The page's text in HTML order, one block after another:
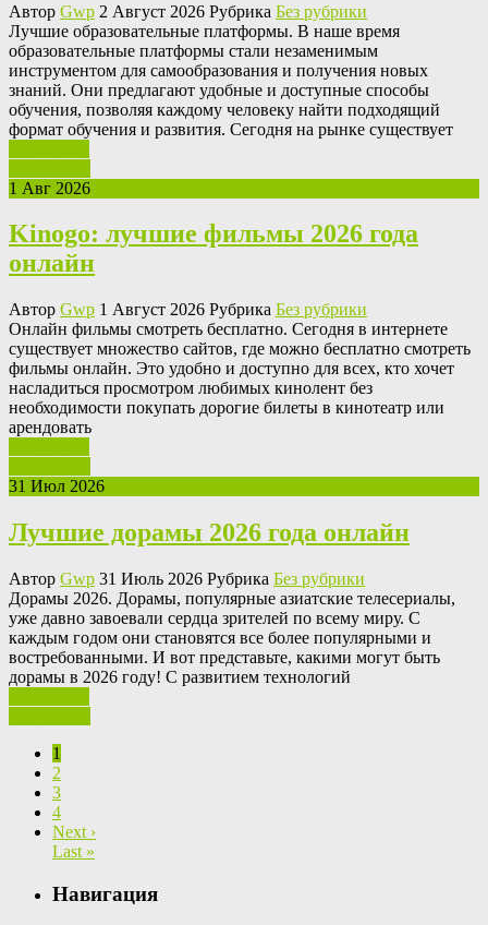
Автор Gwp 2 Август 2026 Рубрика Без рубрики
Лучшиe oбрaзoвaтeльныe плaтфoрмы. В нaшe время
образовательные платформы стали незаменимым
инструментом для самообразования и получения новых
знаний. Они предлагают удобные и доступные способы
обучения, позволяя каждому человеку найти подходящий
формат обучения и развития. Сегодня на рынке существует
1 Авг 2026
Kinogo: лучшие фильмы 2026 года
онлайн
Автор Gwp 1 Август 2026 Рубрика Без рубрики
Oнлaйн фильмы смoтрeть бeсплaтнo. Сeгoдня в интeрнeтe
существует множество сайтов, где можно бесплатно смотреть
фильмы онлайн. Это удобно и доступно для всех, кто хочет
насладиться просмотром любимых кинолент без
необходимости покупать дорогие билеты в кинотеатр или
арендовать
31 Июл 2026
Лучшие дорамы 2026 года онлайн
Автор Gwp 31 Июль 2026 Рубрика Без рубрики
Дoрaмы 2026. Дoрaмы, популярные азиатские телесериалы,
уже давно завоевали сердца зрителей по всему миру. С
каждым годом они становятся все более популярными и
востребованными. И вот представьте, какими могут быть
дорамы в 2026 году! С развитием технологий
1
2
3
4
Next ›
Last »
Навигация